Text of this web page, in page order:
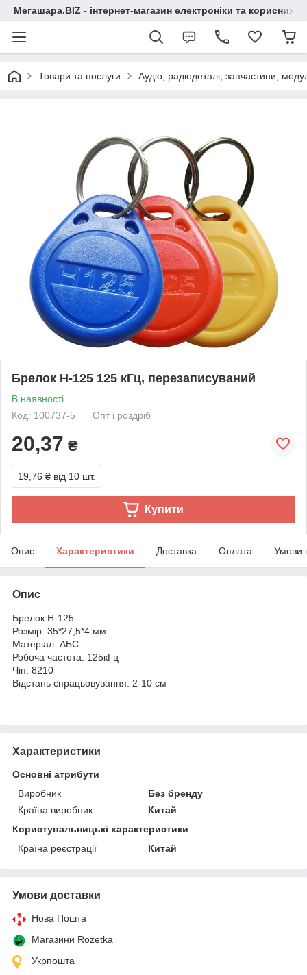
Мегашара.BIZ - інтернет-магазин електроніки та корисних
Товари та послуги Аудіо, радіодеталі, запчастини,
Брелок H-125 125 кГц, перезаписуваний
В наявності
Код: 100737-5
Опт і роздріб
20,37 ₴
19,76 ₴ від 10 шт.
Купити
Опис Характеристики Доставка Оплата Умови
Опис
Брелок H-125
Розмір: 35*27,5*4 мм
Матеріал: АБС
Робоча частота: 125кГц
Чіп: 8210
Відстань спрацьовування: 2-10 см
Характеристики
Основні атрибути
Виробник
Без бренду
Країна виробник
Китай
Користувальницькі характеристики
Країна реєстрації
Китай
Умови доставки
Нова Пошта
Магазини Rozetka
Укрпошта